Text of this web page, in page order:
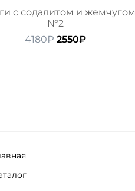
с содалитом и жемчугом
№2
4180₽ Первоначальная
2550₽Текущая